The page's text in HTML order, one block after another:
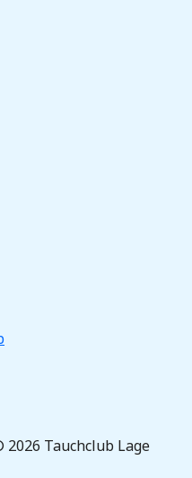
Tauchclub Lage